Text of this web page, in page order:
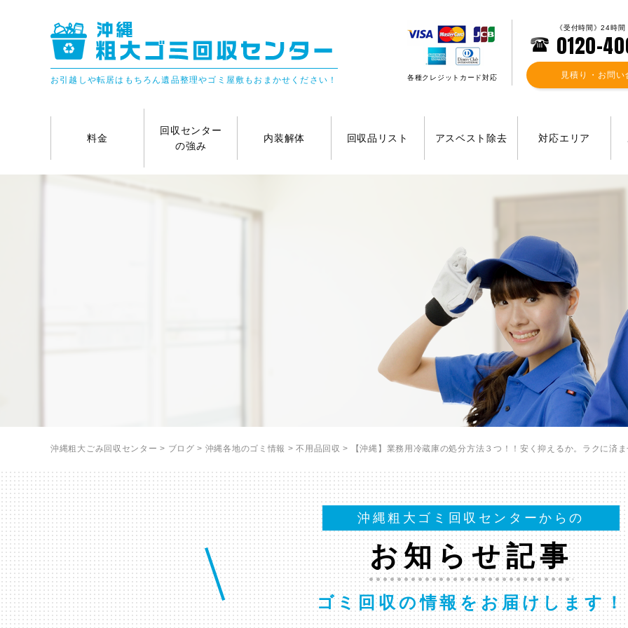
お引越しや転居はもちろん遺品整理やゴミ屋敷もおまかせください！ 各種クレジットカード対応
《受付時間》24時
0120-
見積り・お問い
料金
回収センター
の強み
内装解体 回収品リスト アスベスト除去 対応エリア
沖縄粗大ごみ回収センター > ブログ > 沖縄各地のゴミ情報 >不用品回収 > 【沖縄】業務用冷蔵庫の処分方法３つ！！安く抑えるか。ラクに済
沖縄粗大ゴミ回収センターからの
お知らせ記事
ゴミ回収の情報をお届けします！